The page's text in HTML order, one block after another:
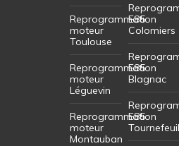
Reprogrammation
moteur
Toulouse
Reprogrammation
moteur
Léguevin
Reprogrammation
moteur
Montauban
E85
Colomiers
E85
Blagnac
E85